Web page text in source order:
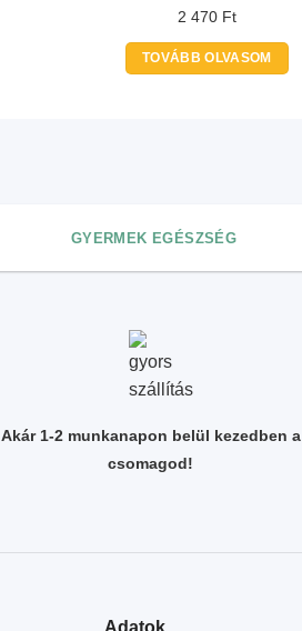
2 470 Ft
TOVÁBB OLVASOM
GYERMEK EGÉSZSÉG
Akár 1-2 munkanapon belül kezedben a
csomagod!